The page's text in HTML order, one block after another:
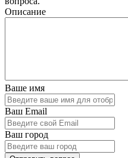
Описание
Ваше имя
Ваш Email
Ваш город